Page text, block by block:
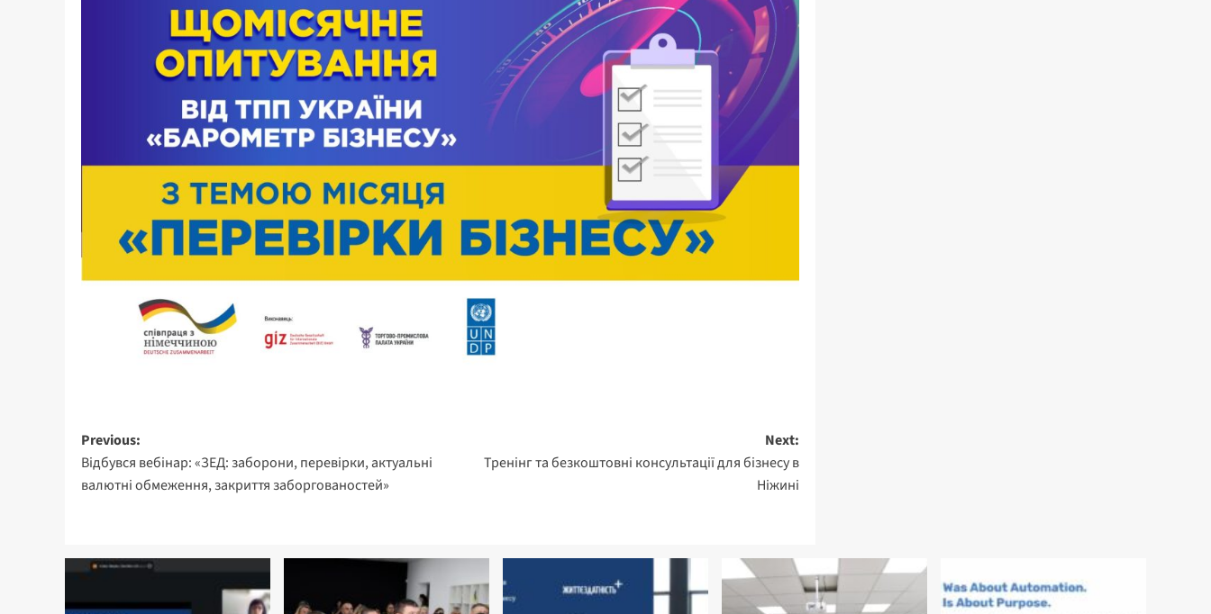
Post
navigation
Previous:
Відбувся вебінар: «ЗЕД: заборони, перевірки, актуальні
валютні обмеження, закриття заборгованостей»
Next:
Тренінг та безкоштовні консультації для бізнесу в
Ніжині